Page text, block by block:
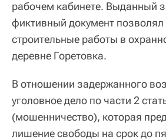
рабочем кабинете. Выданный
фиктивный документ позволял
строительные работы в
деревне Горетовка.
В отношении задержанного
уголовное дело по части 2
(мошенничество), которая
лишение свободы на срок до